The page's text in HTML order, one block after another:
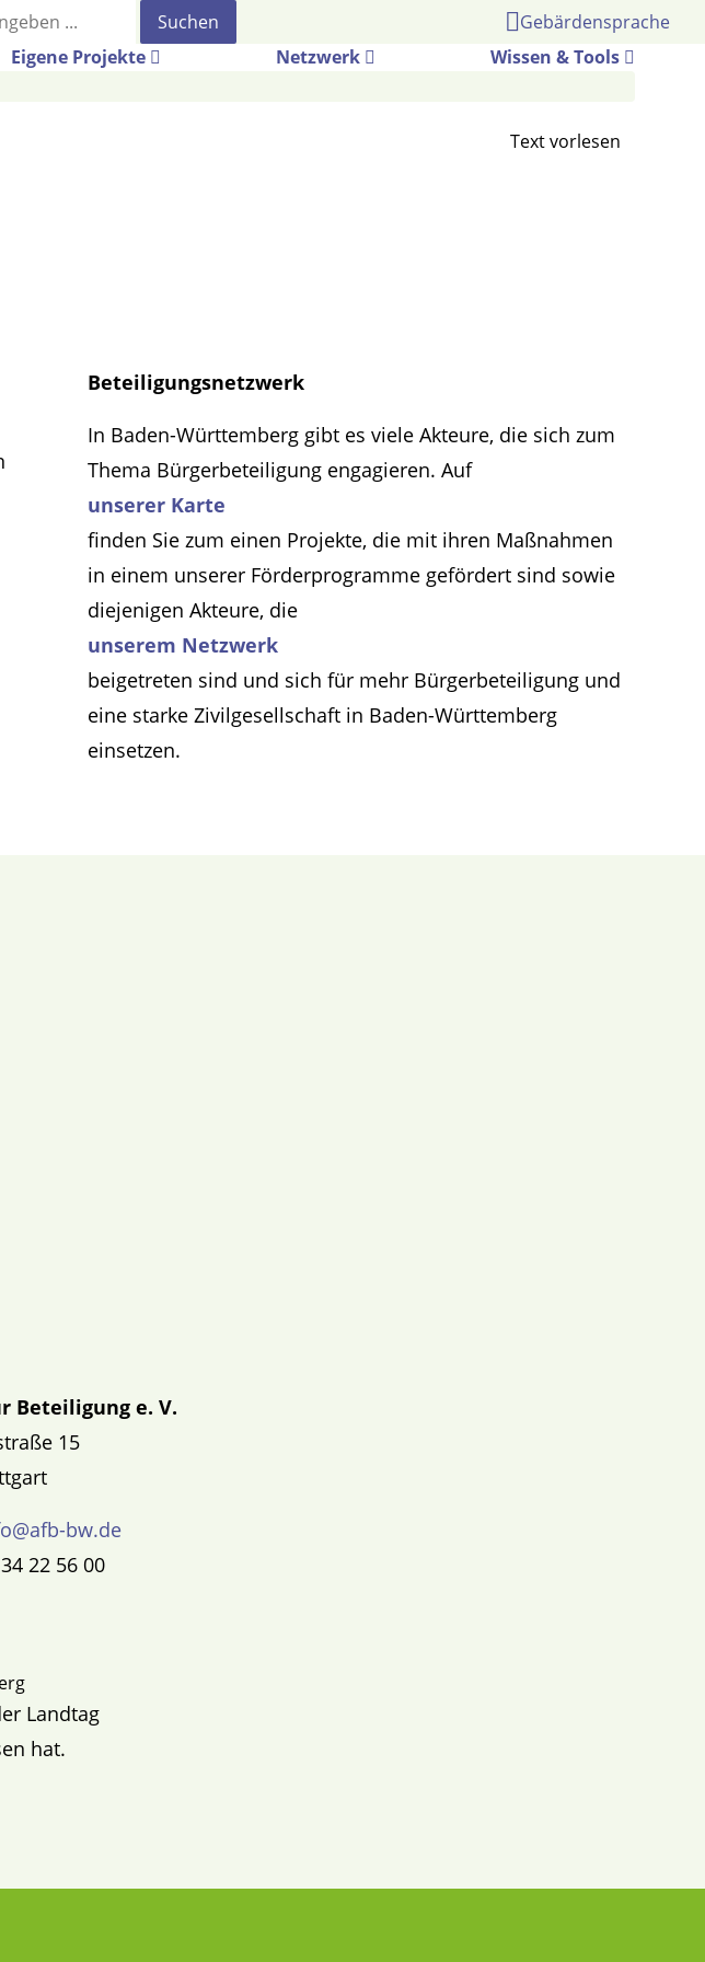
Gebärdensprache
Eigene Projekte Netzwerk Wissen & Tools
Beteiligungsnetzwerk
In Baden-Württemberg gibt es viele Akteure, die sich zum
Thema Bürgerbeteiligung engagieren. Auf
unserer Karte
finden Sie zum einen Projekte, die mit ihren Maßnahmen
in einem unserer Förderprogramme gefördert sind sowie
diejenigen Akteure, die
unserem Netzwerk
beigetreten sind und sich für mehr Bürgerbeteiligung und
eine starke Zivilgesellschaft in Baden-Württemberg
einsetzen.
Beteiligung e. V.
15
bw.de
22 56 00
Landtag
hat.